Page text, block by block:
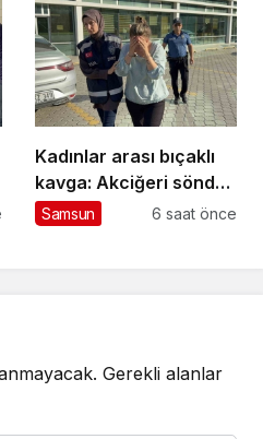
Kadınlar arası bıçaklı
kavga: Akciğeri söndü,
tutuklandı
Samsun 6 saat önce
Gerekli alanlar